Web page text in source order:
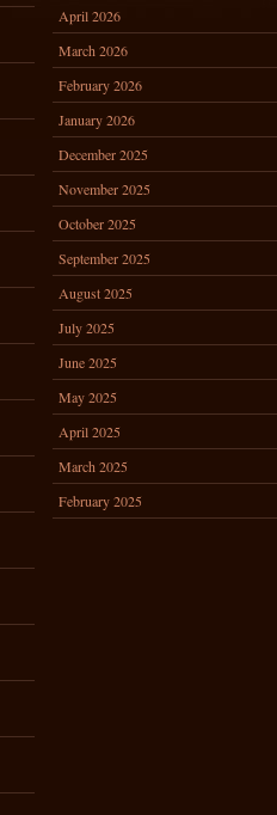
April 2026
March 2026
February 2026
January 2026
December 2025
November 2025
October 2025
September 2025
August 2025
July 2025
June 2025
May 2025
April 2025
March 2025
February 2025